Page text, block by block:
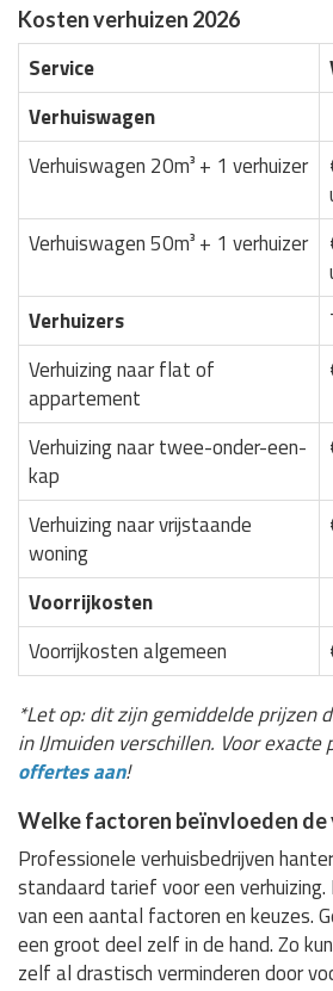
Kosten verhuizen 2026
Service
Verhuiswagen
Verhuiswagen 20m³ + 1 verhuizer
Verhuiswagen 50m³ + 1 verhuizer
Verhuizers
Verhuizing naar flat of
appartement
Verhuizing naar twee-onder-een-
kap
Verhuizing naar vrijstaande
woning
Voorrijkosten
Voorrijkosten algemeen
*Let op: dit zijn gemiddelde prijzen
in IJmuiden verschillen. Voor exacte
offertes aan!
Welke factoren beïnvloeden de
Professionele verhuisbedrijven
standaard tarief voor een
van een aantal factoren en keuzes.
een groot deel zelf in de hand. Zo
zelf al drastisch verminderen door